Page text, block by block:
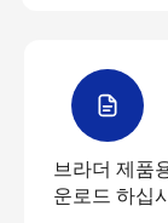
브라더 제품
운로드 하십